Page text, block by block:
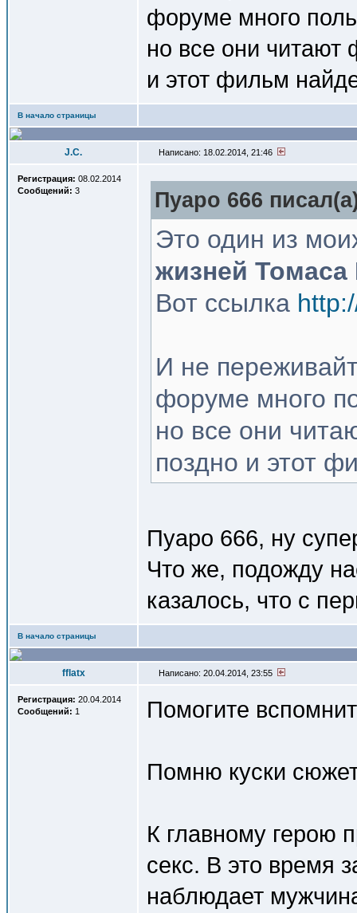
форуме много
но все они
и этот фильм
В начало страницы
J.C. Написано: 18.02.2014, 21:46
Регистрация: 08.02.2014
Сообщений: 3 Пуаро 666
Это один из
жизней Томаса
Вот ссылка
И не
форуме много
но все они
поздно и этот
Пуаро 666, ну
Что же, подожду
казалось, что с
В начало страницы
fflatx Написано: 20.04.2014, 23:55
Регистрация: 20.04.2014
Сообщений: 1 Помогите
Помню куски
К главному герою
секс. В это время
наблюдает